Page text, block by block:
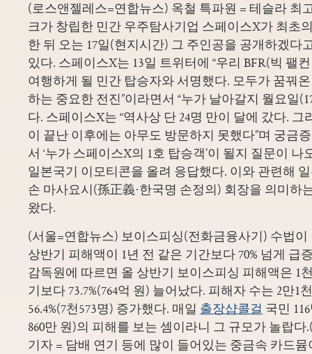
(로스앤젤레스=연합뉴스) 옥철 특파원 = 테슬라 최
크가 창립한 민간 우주탐사기업 스페이스X가 최초
한 뒤 오는 17일(현지시간) 그 주인공을 공개하겠다
있다. 스페이스X는 13일 트위터에 “우리 BFR(빅 팰
여행하게 될 민간 탑승자와 서명했다. 모두가 꿈꿔
하는 중요한 전진”이라면서 “누가 날아갈지 월요일
다. 스페이스X는 “역사상 단 24명 만이 달에 갔다. 그
이 끝난 이후에는 아무도 방문하지 못했다”며 궁금
서 ‘누가 스페이스X의 1호 탑승객’이 될지 질문이
일본국기 이모티콘을 올려 응답했다. 이와 관련해
손 마사요시(孫正義·한국명 손정의) 회장을 의미하
왔다.
(서울=연합뉴스) 보이스피싱(전화금융사기) 수법
상반기 피해액이 1년 전 같은 기간보다 70% 넘게 급
감독원에 따르면 올 상반기 보이스피싱 피해액은 1
기보다 73.7%(764억 원) 늘어났다. 피해자 수는 2만1
56.4%(7천573명) 증가했다. 매일 출장샵콜걸 국민
860만 원)의 피해를 보는 셈이라니 그 규모가 놀랍
기자 = 담배 연기 등에 많이 들어있는 중금속 카드